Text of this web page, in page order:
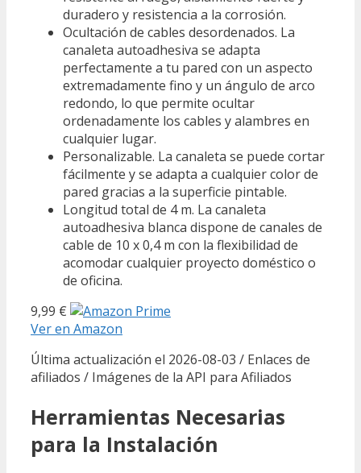
duradero y resistencia a la corrosión.
Ocultación de cables desordenados. La
canaleta autoadhesiva se adapta
perfectamente a tu pared con un aspecto
extremadamente fino y un ángulo de arco
redondo, lo que permite ocultar
ordenadamente los cables y alambres en
cualquier lugar.
Personalizable. La canaleta se puede cortar
fácilmente y se adapta a cualquier color de
pared gracias a la superficie pintable.
Longitud total de 4 m. La canaleta
autoadhesiva blanca dispone de canales de
cable de 10 x 0,4 m con la flexibilidad de
acomodar cualquier proyecto doméstico o
de oficina.
9,99 €
Ver en Amazon
Última actualización el 2026-08-03 / Enlaces de
afiliados / Imágenes de la API para Afiliados
Herramientas Necesarias
para la Instalación